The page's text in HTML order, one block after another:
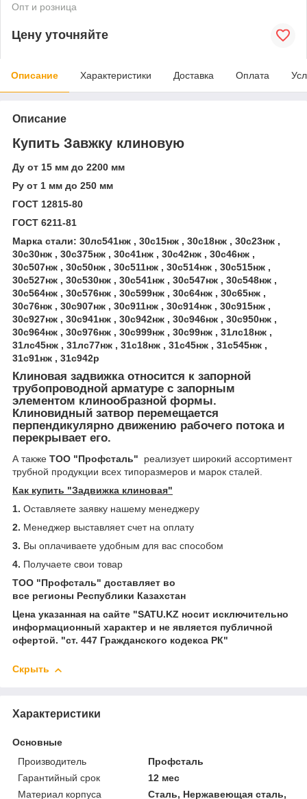
Опт и розница
Цену уточняйте
Описание Характеристики Доставка Оплата
Описание
Купить Завжку клиновую
Ду от 15 мм до 2200 мм
Ру от 1 мм до 250 мм
ГОСТ 12815-80
ГОСТ 6211-81
Марка стали: 30лс541нж , 30с15нж , 30с18нж , 30с23нж ,
30с30нж , 30с375нж , 30с41нж , 30с42нж , 30с46нж ,
30с507нж , 30с50нж , 30с511нж , 30с514нж , 30с515нж ,
30с527нж , 30с530нж , 30с541нж , 30с547нж , 30с548нж ,
30с564нж , 30с576нж , 30с599нж , 30с64нж , 30с65нж ,
30с76нж , 30с907нж , 30с911нж , 30с914нж , 30с915нж ,
30с927нж , 30с941нж , 30с942нж , 30с946нж , 30с950нж ,
30с964нж , 30с976нж , 30с999нж , 30с99нж , 31лс18нж ,
31лс45нж , 31лс77нж , 31с18нж , 31с45нж , 31с545нж ,
31с91нж , 31с942р
Клиновая задвижка относится к запорной
трубопроводной арматуре с запорным
элементом клинообразной формы.
Клиновидный затвор перемещается
перпендикулярно движению рабочего потока и
перекрывает его.
А также ТОО "Профсталь" реализует широкий ассортимент
трубной продукции всех типоразмеров и марок сталей.
Как купить "Задвижка клиновая"
1. Оставляете заявку нашему менеджеру
2. Менеджер выставляет счет на оплату
3. Вы оплачиваете удобным для вас способом
4. Получаете свои товар
ТОО "Профсталь" доставляет во
все регионы Республики Казахстан
Цена указанная на сайте "SATU.KZ носит исключительно
информационный характер и не является публичной
офертой. "ст. 447 Гражданского кодекса РК"
Скрыть
Характеристики
Основные
Производитель
Профсталь
Гарантийный срок
12 мес
Материал корпуса
Сталь, Нержавеющая сталь,